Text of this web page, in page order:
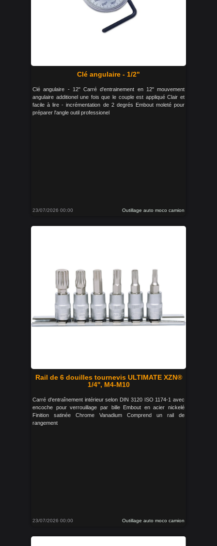
Clé angulaire - 1/2"
Clé angulaire - 12" Carré d'entrainement en 12" mouvement
angulaire additionel une fois que le couple est appliqué Clair et
facile à lire - incrémentation de 2 degrés Embout moleté pour
préparer l'angle outil professionel
23/07/2026 00:00 Outillage auto moco camion
Rail de 6 douilles tournevis ULTIMATE XZN®
1/4'', M4-M10
Carré d'entraînement intérieur selon DIN 3120 ISO 1174-1 avec
encoche pour verrouillage par bille Embout en acier nickelé
Finition satinée Chrome Vanadium Comprend un rail de
rangement
23/07/2026 00:00 Outillage auto moco camion